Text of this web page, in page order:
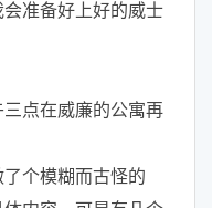
准备好上好的威士
点在威廉的公寓再
个模糊而古怪的